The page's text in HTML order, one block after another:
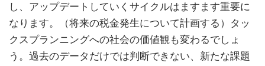
し、アップデートしていくサイクルはますます重要に
なります。（将来の税金発生について計画する）タッ
クスプランニングへの社会の価値観も変わるでしょ
う。過去のデータだけでは判断できない、新たな課題